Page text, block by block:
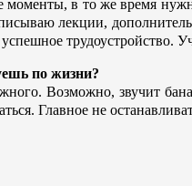
моменты, в то же время
лекции,
трудоустройство.
по жизни?
Возможно, звучит
Главное не